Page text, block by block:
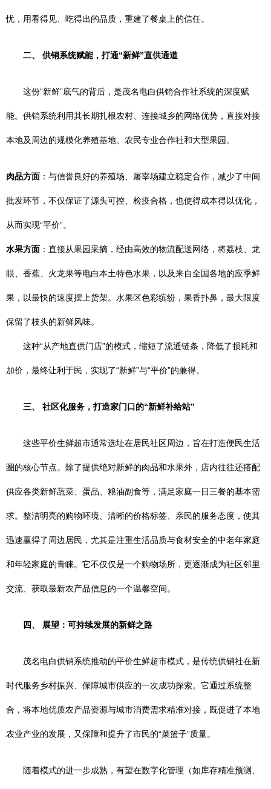
忧，用看得见、吃得出的品质，重建了餐桌上的信任。
二、 供销系统赋能，打通“新鲜”直供通道
这份“新鲜”底气的背后，是茂名电白供销合作社系统的深度赋
能。供销系统利用其长期扎根农村、连接城乡的网络优势，直接对接
本地及周边的规模化养殖基地、农民专业合作社和大型果园。
肉品方面 ：与信誉良好的养殖场、屠宰场建立稳定合作，减少了中间
批发环节，不仅保证了源头可控、检疫合格，也使得成本得以优化，
从而实现“平价”。
水果方面 ：直接从果园采摘，经由高效的物流配送网络，将荔枝、龙
眼、香蕉、火龙果等电白本土特色水果，以及来自全国各地的应季鲜
果，以最快的速度摆上货架。水果区色彩缤纷，果香扑鼻，最大限度
保留了枝头的新鲜风味。
这种“从产地直供门店”的模式，缩短了流通链条，降低了损耗和
加价，最终让利于民，实现了“新鲜”与“平价”的兼得。
三、 社区化服务，打造家门口的“新鲜补给站”
这些平价生鲜超市通常选址在居民社区周边，旨在打造便民生活
圈的核心节点。除了提供绝对新鲜的肉品和水果外，店内往往还搭配
供应各类新鲜蔬菜、蛋品、粮油副食等，满足家庭一日三餐的基本需
求。整洁明亮的购物环境、清晰的价格标签、亲民的服务态度，使其
迅速赢得了周边居民，尤其是注重生活品质与食材安全的中老年家庭
和年轻家庭的青睐。它不仅仅是一个购物场所，更逐渐成为社区邻里
交流、获取最新农产品信息的一个温馨空间。
四、 展望：可持续发展的新鲜之路
茂名电白供销系统推动的平价生鲜超市模式，是传统供销社在新
时代服务乡村振兴、保障城市供应的一次成功探索。它通过系统整
合，将本地优质农产品资源与城市消费需求精准对接，既促进了本地
农业产业的发展，又保障和提升了市民的“菜篮子”质量。
随着模式的进一步成熟，有望在数字化管理（如库存精准预测、